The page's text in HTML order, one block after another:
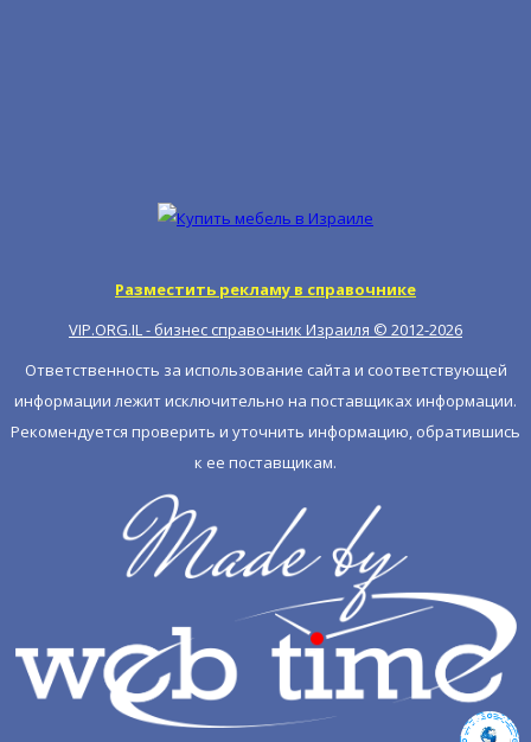
Разместить рекламу в справочнике
VIP.ORG.IL - бизнес справочник Израиля © 2012-2026
Ответственность за использование сайта и соответствующей
информации лежит исключительно на поставщиках информации.
Рекомендуется проверить и уточнить информацию, обратившись
к ее поставщикам.